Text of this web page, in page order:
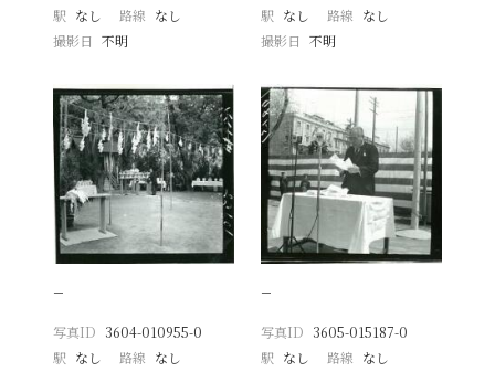
駅 なし 路線 なし
撮影日
不明
駅 なし 路線 なし
撮影日 不明
−
写真ID 3604-010955-0
駅 なし 路線 なし
−
写真ID 3605-015187-0
駅 なし 路線 なし